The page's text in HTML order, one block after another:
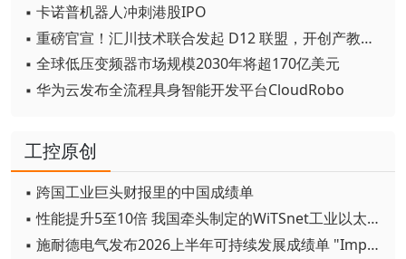
▪ 卡诺普机器人冲刺港股IPO
▪ 重磅官宣！汇川技术联合发起 D12 联盟，开创产教融合新范式
▪ 全球低压变频器市场规模2030年将超170亿美元
▪ 华为云发布全流程具身智能开发平台CloudRobo
工控原创
▪ 跨国工业巨头财报里的中国成绩单
▪ 性能提升5至10倍 我国牵头制定的WiTSnet工业以太网国际标准正式发布
▪ 施耐德电气发布2026上半年可持续发展成绩单 "Impact 2030"路线图开局稳健